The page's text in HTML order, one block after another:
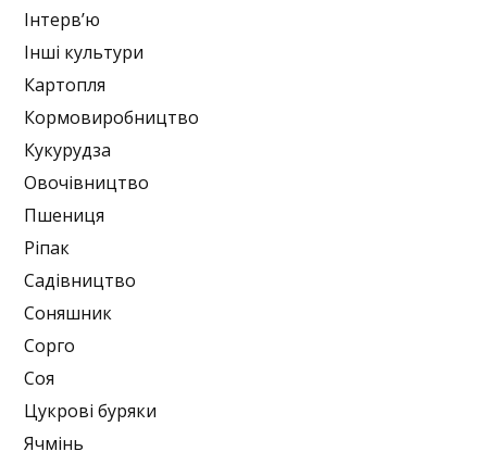
Інтерв’ю
Інші культури
Картопля
Кормовиробництво
Кукурудза
Овочівництво
Пшениця
Ріпак
Садівництво
Соняшник
Сорго
Соя
Цукрові буряки
Ячмінь